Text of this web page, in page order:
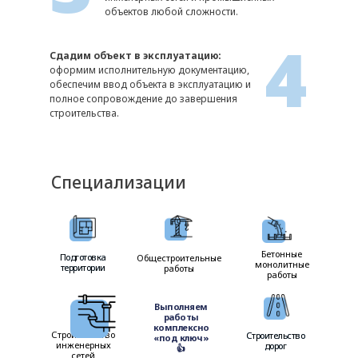
объектов любой сложности.
4
Сдадим объект в эксплуатацию:
оформим исполнительную документацию,
обеспечим ввод объекта в эксплуатацию и
полное сопровождение до завершения
строительства.
Специализации
Строительство
инженерных
сетей
Общестроительные
работы
Бетонные
монолитные
работы
Строительство
дорог
Строительство
дорог
Выполняем
работы
комплексно
«под ключ»
👍
Подготовка
территории
Подготовка
территории